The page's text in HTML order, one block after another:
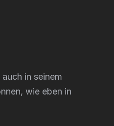
auch in seinem
wie eben in